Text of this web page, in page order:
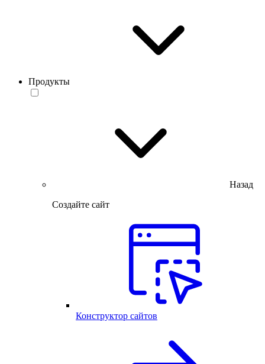
Продукты
Назад
Создайте сайт
Конструктор сайтов